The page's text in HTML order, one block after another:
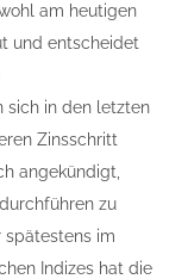
am heutigen
und entscheidet
sich in den letzten
Zinsschritt
angekündigt,
zu
spätestens im
Indizes hat die